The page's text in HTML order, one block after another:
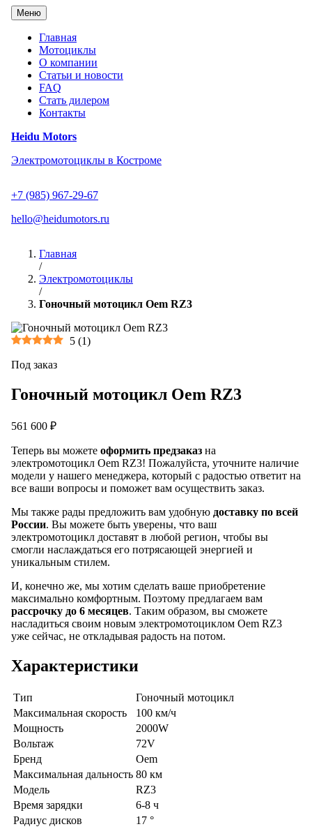
Перейти
содержанию
Heidu Motors
Электромотоциклы в Костроме
+7 (985) 967-29-67
hello@heidumotors.ru
Меню
Главная
Мотоциклы
О компании
Статьи и новости
FAQ
Стать дилером
Контакты
Главная
/
Электромотоциклы
/
Гоночный мотоцикл Oem RZ3
5 (1)
Под заказ
Гоночный мотоцикл Oem RZ3
561 600 ₽
Теперь вы можете оформить предзаказ на
электромотоцикл Oem RZ3! Пожалуйста, уточните наличие
модели у нашего менеджера, который с радостью ответит на
все ваши вопросы и поможет вам осуществить заказ.
Мы также рады предложить вам удобную доставку по всей
России. Вы можете быть уверены, что ваш
электромотоцикл доставят в любой регион, чтобы вы
смогли наслаждаться его потрясающей энергией и
уникальным стилем.
И, конечно же, мы хотим сделать ваше приобретение
максимально комфортным. Поэтому предлагаем вам
рассрочку до 6 месяцев. Таким образом, вы сможете
насладиться своим новым электромотоциклом Oem RZ3
уже сейчас, не откладывая радость на потом.
Характеристики
Тип
Гоночный мотоцикл
Максимальная скорость
100 км/ч
Мощность
2000W
Вольтаж
72V
Бренд
Oem
Максимальная дальность 80 км
Модель
RZ3
Время зарядки
6-8 ч
Радиус дисков
17 °